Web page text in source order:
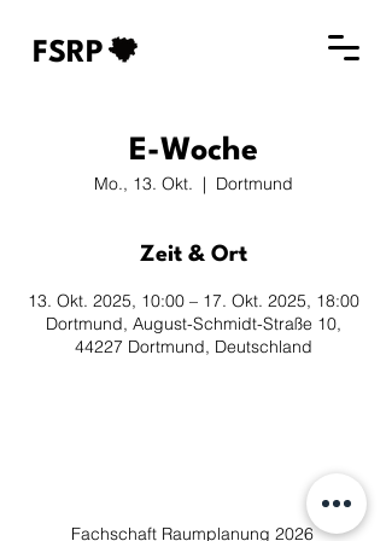
FSRP
E-Woche
Mo., 13. Okt.
  |
Dortmund
Zeit & Ort
13. Okt. 2025, 10:00 – 17. Okt. 2025, 18:00
Dortmund, August-Schmidt-Straße 10,
44227 Dortmund, Deutschland
Fachschaft Raumplanung 2026